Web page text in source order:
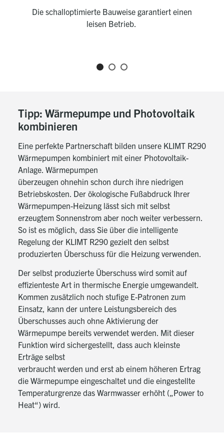
Die schalloptimierte Bauweise garantiert einen
leisen Betrieb.
Tipp: Wärmepumpe und Photovoltaik
kombinieren
Eine perfekte Partnerschaft bilden unsere KLIMT R290
Wärmepumpen kombiniert mit einer Photovoltaik-
Anlage. Wärmepumpen
überzeugen ohnehin schon durch ihre niedrigen
Betriebskosten. Der ökologische Fußabdruck Ihrer
Wärmepumpen-Heizung lässt sich mit selbst
erzeugtem Sonnenstrom aber noch weiter verbessern.
So ist es möglich, dass Sie über die intelligente
Regelung der KLIMT R290 gezielt den selbst
produzierten Überschuss für die Heizung verwenden.
Der selbst produzierte Überschuss wird somit auf
effizienteste Art in thermische Energie umgewandelt.
Kommen zusätzlich noch stufige E-Patronen zum
Einsatz, kann der untere Leistungsbereich des
Überschusses auch ohne Aktivierung der
Wärmepumpe bereits verwendet werden. Mit dieser
Funktion wird sichergestellt, dass auch kleinste
Erträge selbst
verbraucht werden und erst ab einem höheren Ertrag
die Wärmepumpe eingeschaltet und die eingestellte
Temperaturgrenze das Warmwasser erhöht („Power to
Heat“) wird.